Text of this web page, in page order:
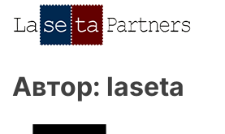
content
Автор: laseta